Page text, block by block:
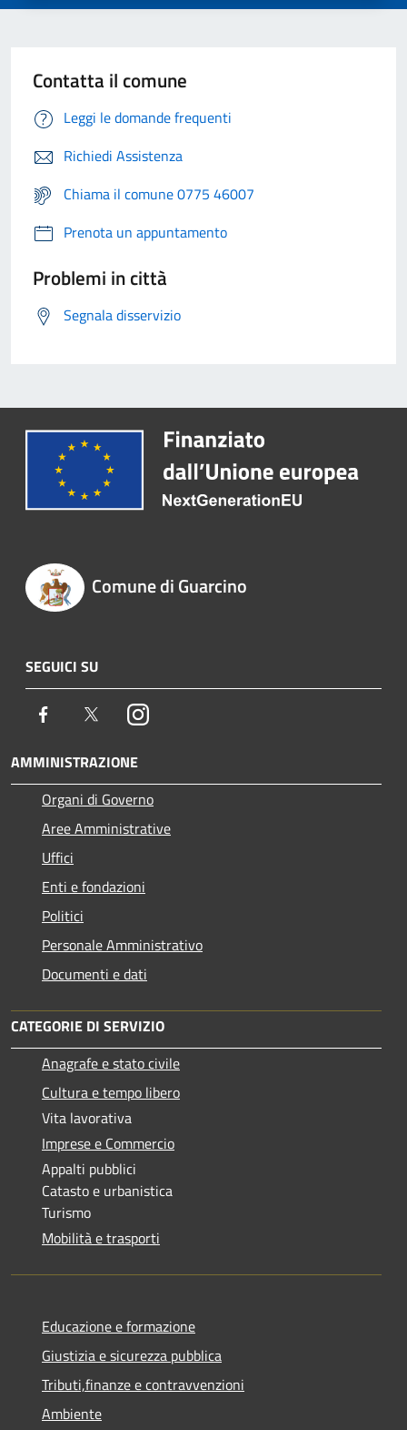
Contatta il comune
Leggi le domande frequenti
Richiedi Assistenza
Chiama il comune 0775 46007
Prenota un appuntamento
Problemi in città
Segnala disservizio
Comune di Guarcino
SEGUICI SU
Facebook TwitterInstagram
AMMINISTRAZIONE
Organi di Governo
Aree Amministrative
Uffici
Enti e fondazioni
Politici
Personale Amministrativo
Documenti e dati
CATEGORIE DI SERVIZIO
Anagrafe e stato civile
Cultura e tempo libero
Vita lavorativa
Imprese e Commercio
Appalti pubblici
Catasto e urbanistica
Turismo
Mobilità e trasporti
Educazione e formazione
Giustizia e sicurezza pubblica
Tributi,finanze e contravvenzioni
Ambiente